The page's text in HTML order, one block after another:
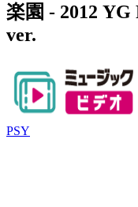
楽園 - 2012
ver.
PSY